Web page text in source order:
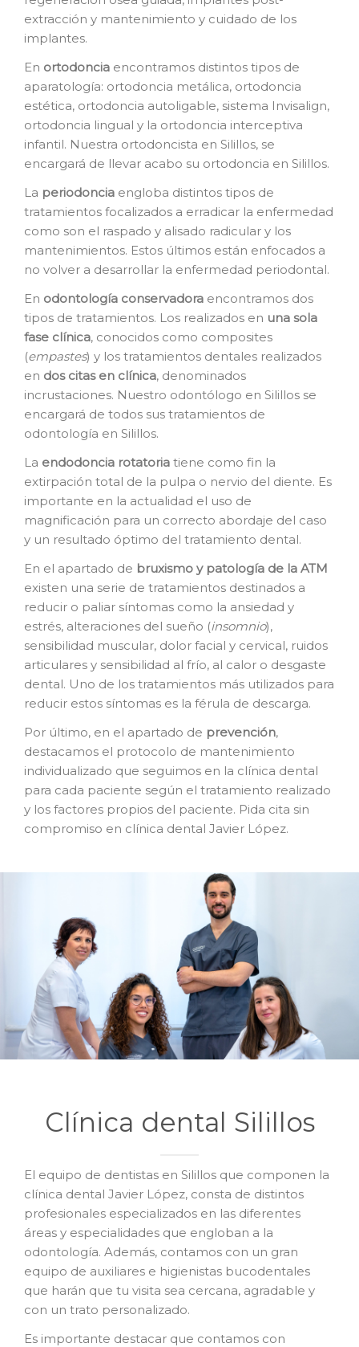
extracción y mantenimiento y cuidado de los
implantes.
En ortodoncia encontramos distintos tipos de
aparatología: ortodoncia metálica, ortodoncia
estética, ortodoncia autoligable, sistema Invisalign,
ortodoncia lingual y la ortodoncia interceptiva
infantil. Nuestra ortodoncista en Silillos, se
encargará de llevar acabo su ortodoncia en Silillos.
La periodoncia engloba distintos tipos de
tratamientos focalizados a erradicar la enfermedad
como son el raspado y alisado radicular y los
mantenimientos. Estos últimos están enfocados a
no volver a desarrollar la enfermedad periodontal.
En odontología conservadora encontramos dos
tipos de tratamientos. Los realizados en una sola
fase clínica, conocidos como composites
(empastes) y los tratamientos dentales realizados
en dos citas en clínica, denominados
incrustaciones. Nuestro odontólogo en Silillos se
encargará de todos sus tratamientos de
odontología en Silillos.
La endodoncia rotatoria tiene como fin la
extirpación total de la pulpa o nervio del diente. Es
importante en la actualidad el uso de
magnificación para un correcto abordaje del caso
y un resultado óptimo del tratamiento dental.
En el apartado de bruxismo y patología de la ATM
existen una serie de tratamientos destinados a
reducir o paliar síntomas como la ansiedad y
estrés, alteraciones del sueño (insomnio),
sensibilidad muscular, dolor facial y cervical, ruidos
articulares y sensibilidad al frío, al calor o desgaste
dental. Uno de los tratamientos más utilizados para
reducir estos síntomas es la férula de descarga.
Por último, en el apartado de prevención,
destacamos el protocolo de mantenimiento
individualizado que seguimos en la clínica dental
para cada paciente según el tratamiento realizado
y los factores propios del paciente. Pida cita sin
compromiso en clínica dental Javier López.
Clínica dental Silillos
El equipo de dentistas en Silillos que componen la
clínica dental Javier López, consta de distintos
profesionales especializados en las diferentes
áreas y especialidades que engloban a la
odontología. Además, contamos con un gran
equipo de auxiliares e higienistas bucodentales
que harán que tu visita sea cercana, agradable y
con un trato personalizado.
Es importante destacar que contamos con